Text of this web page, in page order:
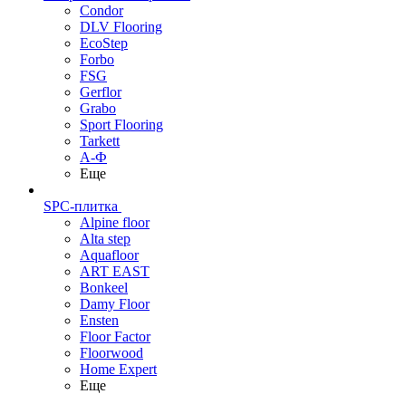
Condor
DLV Flooring
EcoStep
Forbo
FSG
Gerflor
Grabo
Sport Flooring
Tarkett
А-Ф
Еще
SPC-плитка
Alpine floor
Alta step
Aquafloor
ART EAST
Bonkeel
Damy Floor
Ensten
Floor Factor
Floorwood
Home Expert
Еще